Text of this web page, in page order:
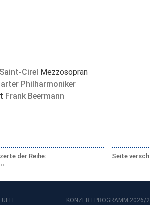
Cirel Mezzosopran
Philharmoniker
Frank Beermann
der Reihe:
Seite
KONZERTPROGRAMM 2026/